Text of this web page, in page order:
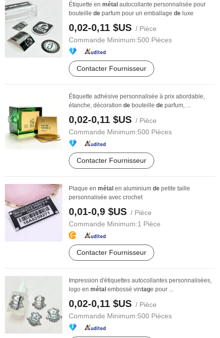
Étiquette en métal autocollante personnalisée pour
bouteille de parfum pour un emballage de luxe
0,02-0,11 $US / Pièce
Commande Minimum:500 Pièces
Contacter Fournisseur
Étiquette adhésive personnalisée à prix abordable,
étanche, décoration de bouteille de parfum, ...
0,02-0,11 $US / Pièce
Commande Minimum:500 Pièces
Contacter Fournisseur
Plaque en métal en aluminium de petite taille
personnalisée avec crochet
0,01-0,9 $US / Pièce
Commande Minimum:1 Pièce
Contacter Fournisseur
Impression d'étiquettes autocollantes personnalisées,
logo en métal embossé vintage pour ...
0,02-0,11 $US / Pièce
Commande Minimum:500 Pièces